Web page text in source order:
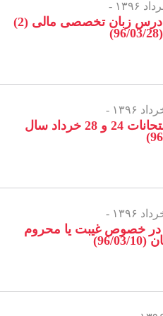
تغییر امتحان درس زبان تخصصی مالی (2)
تغییر تاریخ امتحانات 24 و 28 خرداد سال
در خصوص غیبت یا محروم
10)